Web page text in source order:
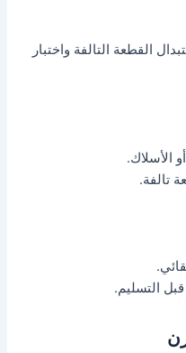
القطعة التالفة واختبار
الأسلاك.
تالفة.
التسليم.